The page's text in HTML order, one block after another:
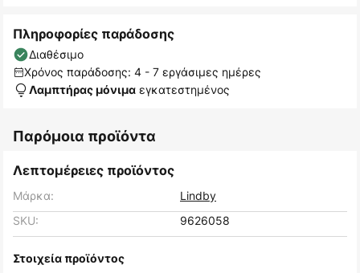
Πληροφορίες παράδοσης
Διαθέσιμο
Χρόνος παράδοσης: 4 - 7 εργάσιμες ημέρες
Λαμπτήρας μόνιμα εγκατεστημένος
Παρόμοια προϊόντα
Λεπτομέρειες προϊόντος
Μάρκα:
Lindby
SKU:
9626058
Στοιχεία προϊόντος